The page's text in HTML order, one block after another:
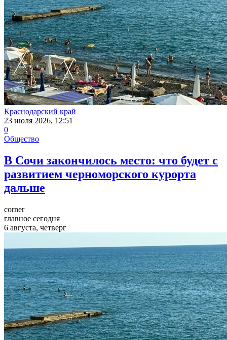
Краснодарский край
23 июля 2026, 12:51
0
Общество
В Сочи закончилось место: что будет с
развитием черноморского курорта
дальше
corner
главное сегодня
6 августа, четверг